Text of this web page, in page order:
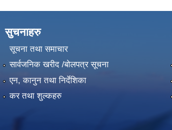
सुचनाहरु
सूचना तथा समाचार
सार्वजनिक खरीद /बोलपत्र सूचना
एन, कानुन तथा निर्देशिका
कर तथा शुल्कहरु